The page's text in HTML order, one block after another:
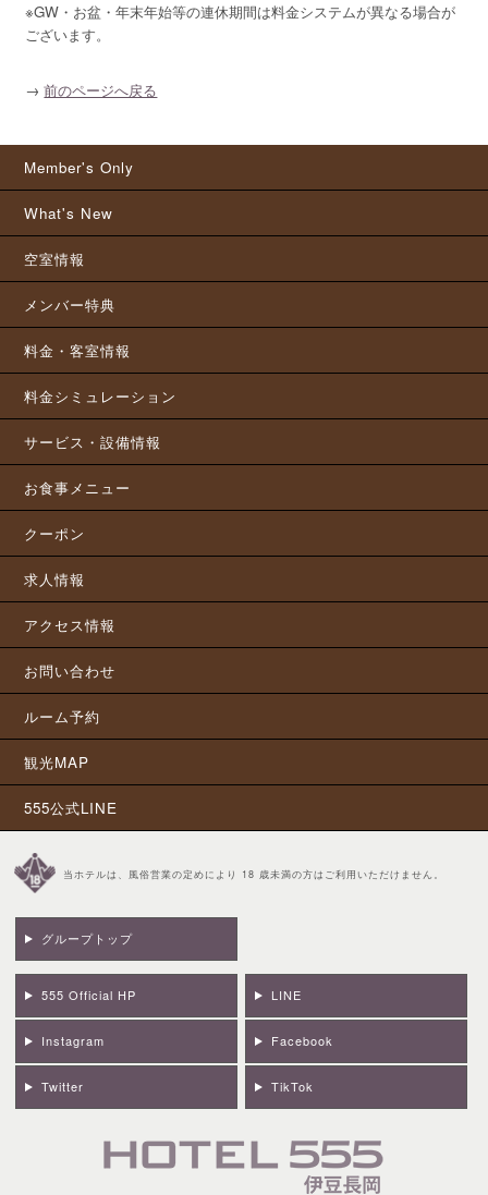
※GW・お盆・年末年始等の連休期間は料金システムが異なる場合が
ございます。
→ 前のページへ戻る
Member's Only
What's New
空室情報
メンバー特典
料金・客室情報
料金シミュレーション
サービス・設備情報
お食事メニュー
クーポン
求人情報
アクセス情報
お問い合わせ
ルーム予約
観光MAP
555公式LINE
当ホテルは、風俗営業の定めにより 18 歳未満の方はご利用いただけません。
グループトップ
555 Official HP LINE
Instagram Facebook
Twitter TikTok